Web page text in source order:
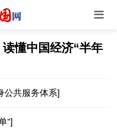
懂中国经济“半年
公共服务体系]
”]